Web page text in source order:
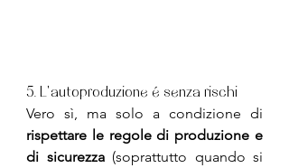
5. L'autoproduzione é senza rischi
rispettare le regole di produzione e
di sicurezza (soprattutto quando si